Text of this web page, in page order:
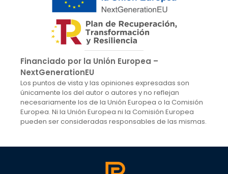
Financiado por la Unión Europea –
NextGenerationEU
Los puntos de vista y las opiniones expresadas son
únicamente los del autor o autores y no reflejan
necesariamente los de la Unión Europea o la Comisión
Europea. Ni la Unión Europea ni la Comisión Europea
pueden ser consideradas responsables de las mismas.